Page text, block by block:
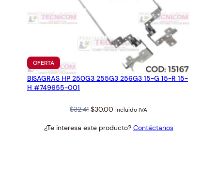
OFERTAPRODUCTO
EN
OFERTA
BISAGRAS HP 250G3 255G3 256G3 15-G 15-R 15-
H #749655-001
$32.41 Original
was:
$30.00 Current
is:
incluido IVA
¿Te interesa este producto? Contáctanos